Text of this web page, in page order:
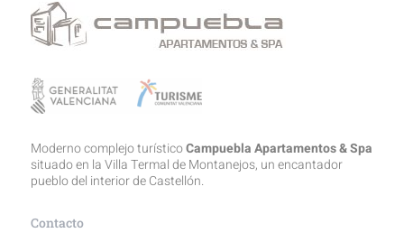
Moderno complejo turísticoCampuebla Apartamentos & Spa
situado en la Villa Termal de Montanejos, un encantador
pueblo del interior de Castellón.
Contacto